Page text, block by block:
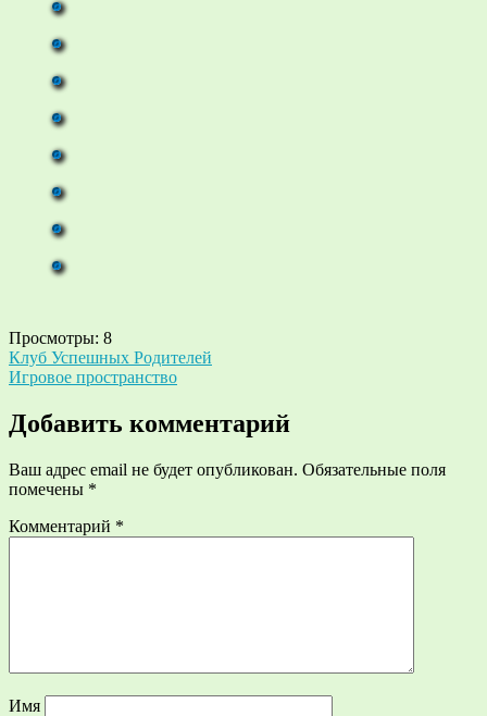
Просмотры: 8
Навигация
по
записям
Клуб Успешных Родителей
Игровое пространство
Добавить комментарий
Ваш адрес email не будет опубликован. Обязательные поля
помечены *
Комментарий *
Имя